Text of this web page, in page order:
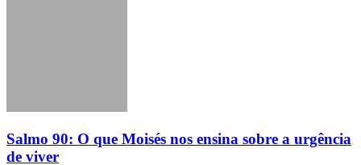
Salmo 90: O que Moisés nos ensina sobre a urgência
de viver